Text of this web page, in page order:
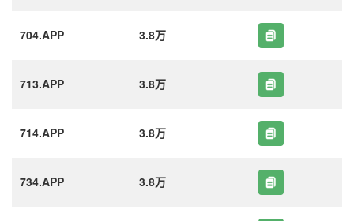
704.APP 3.8万
713.APP 3.8万
714.APP 3.8万
734.APP 3.8万